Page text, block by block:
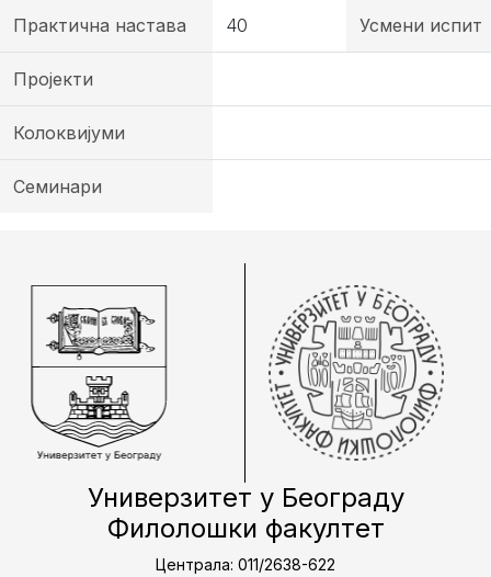
Практична настава 40 Усмени испит
Пројекти
Колоквијуми
Семинари
Универзитет у Београду
Филолошки факултет
Централа: 011/2638-622